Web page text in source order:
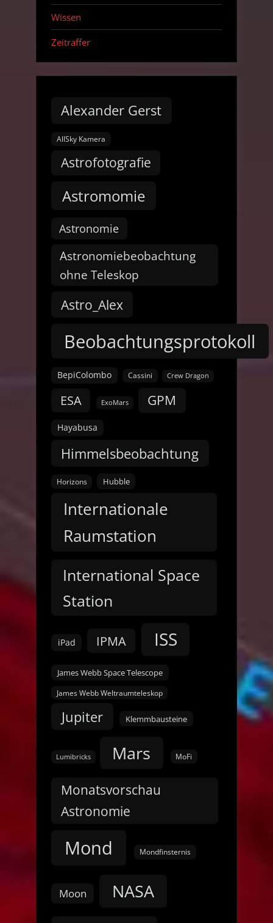
Wissen
Zeitraffer
Alexander Gerst
AllSky Kamera
Astrofotografie
Astromomie
Astronomie
Astronomiebeobachtung
ohne Teleskop
Astro_Alex
Beobachtungsprotokoll
BepiColombo Cassini Crew Dragon
ESA ExoMars GPM
Hayabusa
Himmelsbeobachtung
Horizons Hubble
Internationale
Raumstation
International Space
Station
iPad IPMA ISS
James Webb Space Telescope
James Webb Weltraumteleskop
Jupiter Klemmbausteine
Lumibricks Mars MoFi
Monatsvorschau
Astronomie
Mond Mondfinsternis
Moon NASA